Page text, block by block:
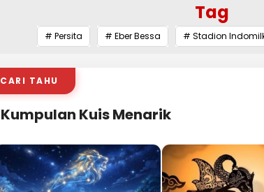
Tag
# Persita # Eber Bessa # Stadion
CARI TAHU
Kumpulan Kuis Menarik